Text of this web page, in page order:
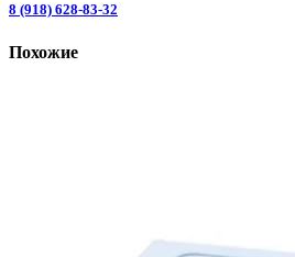
8 (918) 628-83-32
Похожие